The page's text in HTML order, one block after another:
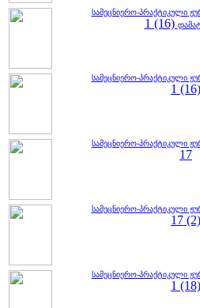
სამეცნიერო-პრაქტიკული
1 (16)
სამეცნიერო-პრაქტიკული
1 (16)
სამეცნიერო-პრაქტიკული
17
სამეცნიერო-პრაქტიკული
17 (2)
სამეცნიერო-პრაქტიკული
1 (18)